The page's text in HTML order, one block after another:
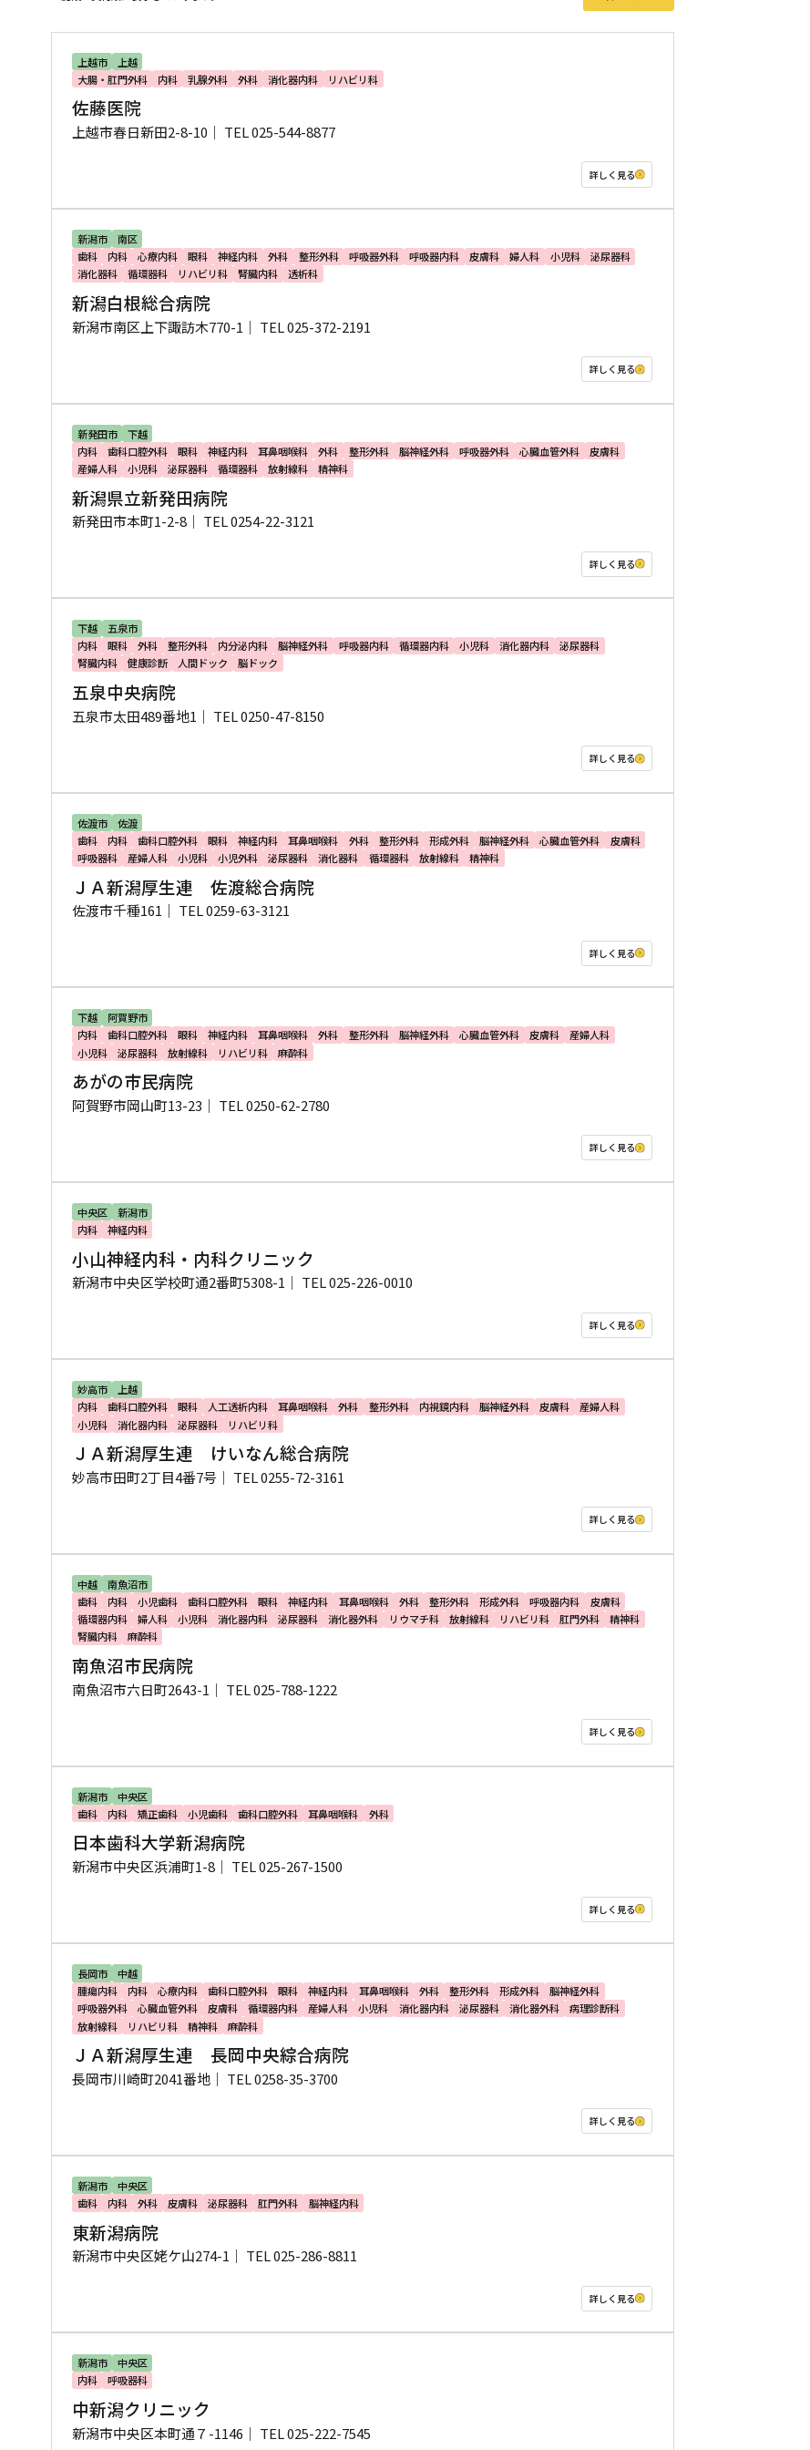
上越市
上越
大腸・肛門外科
内科 乳腺外科 外科 消化器内科 リハビリ科
佐藤医院
上越市春日新田2-8-10｜ TEL 025-544-8877
詳しく見る
新潟市
南区
歯科
内科 心療内科 眼科 神経内科 外科 整形外科 呼吸器外科 呼吸器内科 皮膚科 婦人科 小児科
泌尿器科
消化器科
循環器科 リハビリ科 腎臓内科 透析科
新潟白根総合病院
新潟市南区上下諏訪木770-1｜ TEL 025-372-2191
詳しく見る
新発田市
下越
内科
歯科口腔外科 眼科 神経内科 耳鼻咽喉科 外科 整形外科 脳神経外科 呼吸器外科 心臓血管外科
皮膚科
産婦人科
小児科 泌尿器科 循環器科 放射線科 精神科
新潟県立新発田病院
新発田市本町1-2-8｜ TEL 0254-22-3121
詳しく見る
下越
五泉市
内科
眼科 外科 整形外科 内分泌内科 脳神経外科 呼吸器内科 循環器内科 小児科 消化器内科
泌尿器科
腎臓内科
健康診断 人間ドック 脳ドック
五泉中央病院
五泉市太田489番地1｜ TEL 0250-47-8150
詳しく見る
佐渡市
佐渡
歯科
内科 歯科口腔外科 眼科 神経内科 耳鼻咽喉科 外科 整形外科 形成外科 脳神経外科 心臓血管外科
皮膚科
呼吸器科
産婦人科 小児科 小児外科 泌尿器科 消化器科 循環器科 放射線科 精神科
ＪＡ新潟厚生連 佐渡総合病院
佐渡市千種161｜ TEL 0259-63-3121
詳しく見る
下越
阿賀野市
内科
歯科口腔外科 眼科 神経内科 耳鼻咽喉科 外科 整形外科 脳神経外科 心臓血管外科 皮膚科
産婦人科
小児科
泌尿器科 放射線科 リハビリ科 麻酔科
あがの市民病院
阿賀野市岡山町13-23｜ TEL 0250-62-2780
詳しく見る
中央区
新潟市
内科
神経内科
小山神経内科・内科クリニック
新潟市中央区学校町通2番町5308-1｜ TEL 025-226-0010
詳しく見る
妙高市
上越
内科
歯科口腔外科 眼科 人工透析内科 耳鼻咽喉科 外科 整形外科 内視鏡内科 脳神経外科 皮膚科
産婦人科
小児科
消化器内科 泌尿器科 リハビリ科
ＪＡ新潟厚生連 けいなん総合病院
妙高市田町2丁目4番7号｜ TEL 0255-72-3161
詳しく見る
中越
南魚沼市
歯科
内科 小児歯科 歯科口腔外科 眼科 神経内科 耳鼻咽喉科 外科 整形外科 形成外科 呼吸器内科
皮膚科
循環器内科
婦人科 小児科 消化器内科 泌尿器科 消化器外科 リウマチ科 放射線科 リハビリ科 肛門外科
精神科
腎臓内科
麻酔科
南魚沼市民病院
南魚沼市六日町2643-1｜ TEL 025-788-1222
詳しく見る
新潟市
中央区
歯科
内科 矯正歯科 小児歯科 歯科口腔外科 耳鼻咽喉科 外科
日本歯科大学新潟病院
新潟市中央区浜浦町1-8｜ TEL 025-267-1500
詳しく見る
長岡市
中越
腫瘍内科
内科 心療内科 歯科口腔外科 眼科 神経内科 耳鼻咽喉科 外科 整形外科 形成外科
脳神経外科
呼吸器外科
心臓血管外科 皮膚科 循環器内科 産婦人科 小児科 消化器内科 泌尿器科 消化器外科
病理診断科
放射線科
リハビリ科 精神科 麻酔科
ＪＡ新潟厚生連 長岡中央綜合病院
長岡市川崎町2041番地｜ TEL 0258-35-3700
詳しく見る
新潟市
中央区
歯科
内科 外科 皮膚科 泌尿器科 肛門外科 脳神経内科
東新潟病院
新潟市中央区姥ケ山274-1｜ TEL 025-286-8811
詳しく見る
新潟市
中央区
内科
呼吸器科
中新潟クリニック
新潟市中央区本町通７-1146｜ TEL 025-222-7545